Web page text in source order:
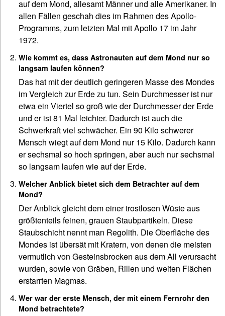
auf dem Mond, allesamt Männer und alle Amerikaner. In
allen Fällen geschah dies im Rahmen des Apollo-
Programms, zum letzten Mal mit Apollo 17 im Jahr
1972.
Wie kommt es, dass Astronauten auf dem Mond nur so
langsam laufen können?
Das hat mit der deutlich geringeren Masse des Mondes
im Vergleich zur Erde zu tun. Sein Durchmesser ist nur
etwa ein Viertel so groß wie der Durchmesser der Erde
und er ist 81 Mal leichter. Dadurch ist auch die
Schwerkraft viel schwächer. Ein 90 Kilo schwerer
Mensch wiegt auf dem Mond nur 15 Kilo. Dadurch kann
er sechsmal so hoch springen, aber auch nur sechsmal
so langsam laufen wie auf der Erde.
Welcher Anblick bietet sich dem Betrachter auf dem
Mond?
Der Anblick gleicht dem einer trostlosen Wüste aus
größtenteils feinen, grauen Staubpartikeln. Diese
Staubschicht nennt man Regolith. Die Oberfläche des
Mondes ist übersät mit Kratern, von denen die meisten
vermutlich von Gesteinsbrocken aus dem All verursacht
wurden, sowie von Gräben, Rillen und weiten Flächen
erstarrten Magmas.
Wer war der erste Mensch, der mit einem Fernrohr den
Mond betrachtete?